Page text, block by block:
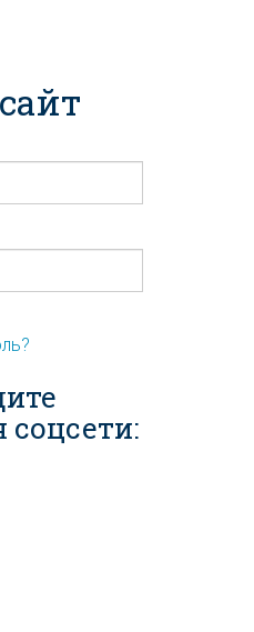
соцсети: